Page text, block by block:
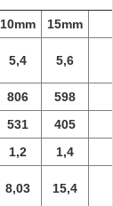
10mm
15mm
5,4 5,6
806
598
531
405
1,2 1,4
8,03 15,4